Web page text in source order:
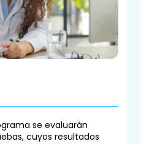
se evaluarán
cuyos resultados